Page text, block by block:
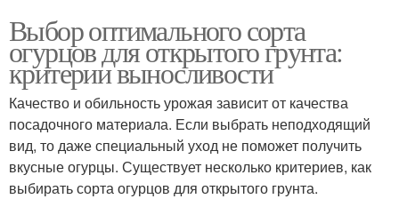
Выбор оптимального сорта
огурцов для открытого грунта:
критерии выносливости
Качество и обильность урожая зависит от качества
посадочного материала. Если выбрать неподходящий
вид, то даже специальный уход не поможет получить
вкусные огурцы. Существует несколько критериев, как
выбирать сорта огурцов для открытого грунта.